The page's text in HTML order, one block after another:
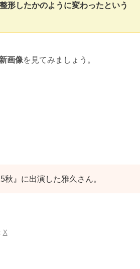
形したかのように変わったという
画像を見てみましょう。
』に出演した雅久さん。
X